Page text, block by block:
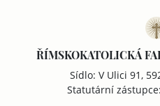
ŘÍMSKOKATOLICKÁ
Sídlo: V Ulici 91,
Statutární